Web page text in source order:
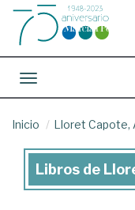
Toggle navigation
Inicio Lloret Capote,
Libros
Libros de